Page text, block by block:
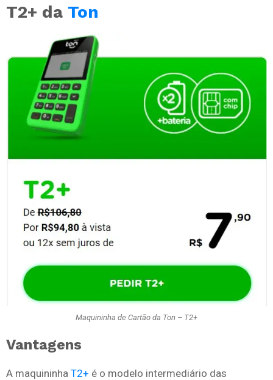
T2+ da Ton
Maquininha de Cartão da Ton – T2+
Vantagens
A maquininha T2+ é o modelo intermediário das